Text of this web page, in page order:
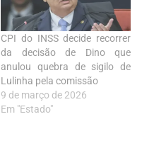
CPI do INSS decide recorrer
da decisão de Dino que
anulou quebra de sigilo de
Lulinha pela comissão
9 de março de 2026
Em "Estado"